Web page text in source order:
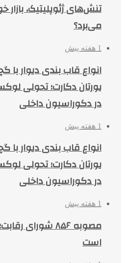
تنش‌های ژئوپلیتیک،
می‌برد؟
1 هفته پیش
انواع قاب بندی دیوار
یورتان دکارت؛ تحولی
در دکوراسیون داخلی
1 هفته پیش
انواع قاب بندی دیوار
یورتان دکارت؛ تحولی
در دکوراسیون داخلی
1 هفته پیش
مصوبه ۸۵۶ شورای
است